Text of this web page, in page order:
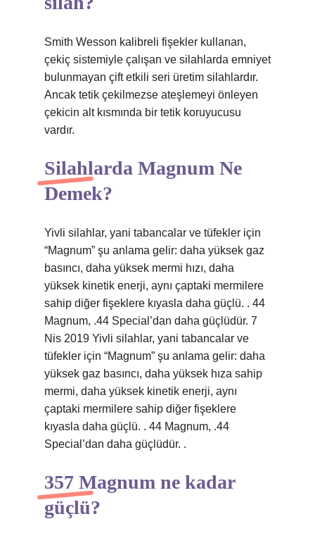
Smith Wesson kalibreli fişekler kullanan,
çekiç sistemiyle çalışan ve silahlarda emniyet
bulunmayan çift etkili seri üretim silahlardır.
Ancak tetik çekilmezse ateşlemeyi önleyen
çekicin alt kısmında bir tetik koruyucusu
vardır.
Silahlarda Magnum Ne
Demek?
Yivli silahlar, yani tabancalar ve tüfekler için
“Magnum” şu anlama gelir: daha yüksek gaz
basıncı, daha yüksek mermi hızı, daha
yüksek kinetik enerji, aynı çaptaki mermilere
sahip diğer fişeklere kıyasla daha güçlü. . 44
Magnum, .44 Special’dan daha güçlüdür. 7
Nis 2019 Yivli silahlar, yani tabancalar ve
tüfekler için “Magnum” şu anlama gelir: daha
yüksek gaz basıncı, daha yüksek hıza sahip
mermi, daha yüksek kinetik enerji, aynı
çaptaki mermilere sahip diğer fişeklere
kıyasla daha güçlü. . 44 Magnum, .44
Special’dan daha güçlüdür. .
357 Magnum ne kadar
güçlü?